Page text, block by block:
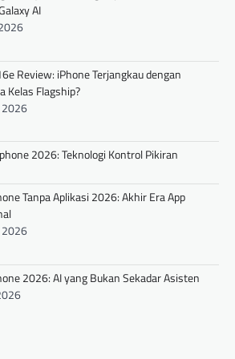
AI
Review: iPhone Terjangkau dengan
Kelas Flagship?
2026
2026: Teknologi Kontrol Pikiran
Tanpa Aplikasi 2026: Akhir Era App
2026: AI yang Bukan Sekadar Asisten